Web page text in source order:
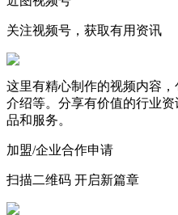
关注视频号，获取有用资讯
这里有精心制作的视频内容
介绍等。分享有价值的行业
品和服务。
加盟/企业合作申请
扫描二维码 开启新篇章